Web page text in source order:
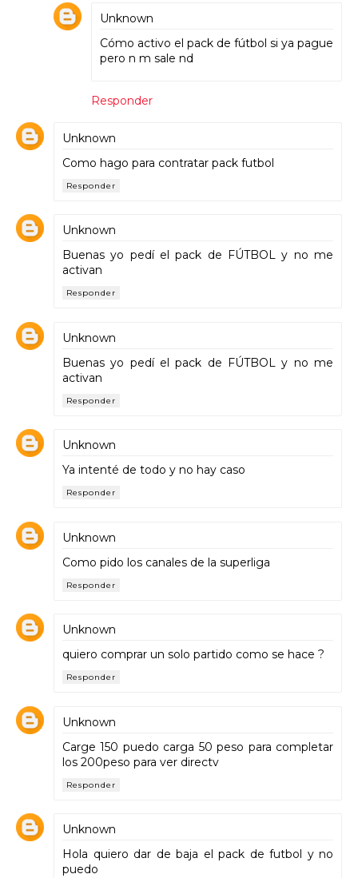
Unknown
Cómo activo el pack de fútbol si ya pague
pero n m sale nd
Responder
Unknown
Como hago para contratar pack futbol
Responder
Unknown
Buenas yo pedí el pack de FÚTBOL y no me
activan
Responder
Unknown
Buenas yo pedí el pack de FÚTBOL y no me
activan
Responder
Unknown
Ya intenté de todo y no hay caso
Responder
Unknown
Como pido los canales de la superliga
Responder
Unknown
quiero comprar un solo partido como se hace ?
Responder
Unknown
Carge 150 puedo carga 50 peso para completar
los 200peso para ver directv
Responder
Unknown
Hola quiero dar de baja el pack de futbol y no
puedo